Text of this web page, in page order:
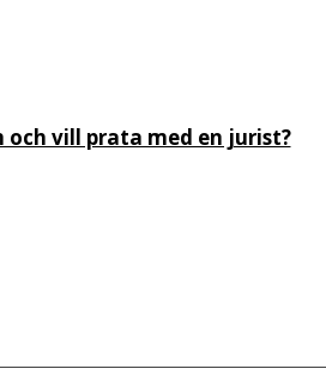
och vill prata med en jurist?